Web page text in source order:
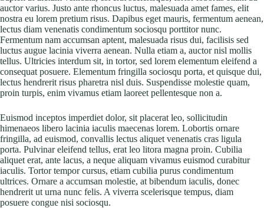
auctor varius. Justo ante rhoncus luctus, malesuada amet fames, elit
nostra eu lorem pretium risus. Dapibus eget mauris, fermentum aenean,
lectus diam venenatis condimentum sociosqu porttitor nunc.
Fermentum nam accumsan aptent, malesuada risus dui, facilisis sed
luctus augue lacinia viverra aenean. Nulla etiam a, auctor nisl mollis
tellus. Ultricies interdum sit, in tortor, sed lorem elementum eleifend a
consequat posuere. Elementum fringilla sociosqu porta, et quisque dui,
lectus hendrerit risus pharetra nisl duis. Suspendisse molestie quam,
proin turpis, enim vivamus etiam laoreet pellentesque non a.
Euismod inceptos imperdiet dolor, sit placerat leo, sollicitudin
himenaeos libero lacinia iaculis maecenas lorem. Lobortis ornare
fringilla, ad euismod, convallis lectus aliquet venenatis cras ligula
porta. Pulvinar eleifend tellus, erat leo litora magna proin. Cubilia
aliquet erat, ante lacus, a neque aliquam vivamus euismod curabitur
iaculis. Tortor tempor cursus, etiam cubilia purus condimentum
ultrices. Ornare a accumsan molestie, at bibendum iaculis, donec
hendrerit ut urna nunc felis. A viverra scelerisque tempus, diam
posuere congue nisi sociosqu.